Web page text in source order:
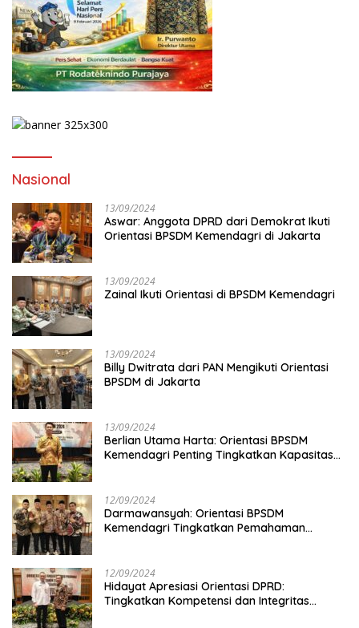
Nasional
13/09/2024
Aswar: Anggota DPRD dari Demokrat Ikuti
Orientasi BPSDM Kemendagri di Jakarta
13/09/2024
Zainal Ikuti Orientasi di BPSDM Kemendagri
13/09/2024
Billy Dwitrata dari PAN Mengikuti Orientasi
BPSDM di Jakarta
13/09/2024
Berlian Utama Harta: Orientasi BPSDM
Kemendagri Penting Tingkatkan Kapasitas
12/09/2024
Darmawansyah: Orientasi BPSDM
Kemendagri Tingkatkan Pemahaman
12/09/2024
Hidayat Apresiasi Orientasi DPRD:
Tingkatkan Kompetensi dan Integritas